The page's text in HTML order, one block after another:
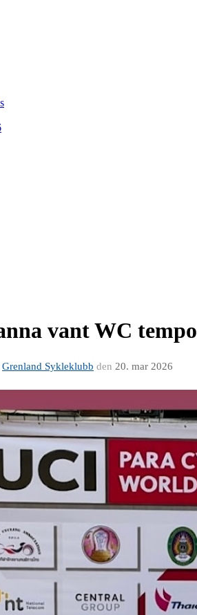
vant WC tempo
Grenland Sykleklubb den 20. mar 2026